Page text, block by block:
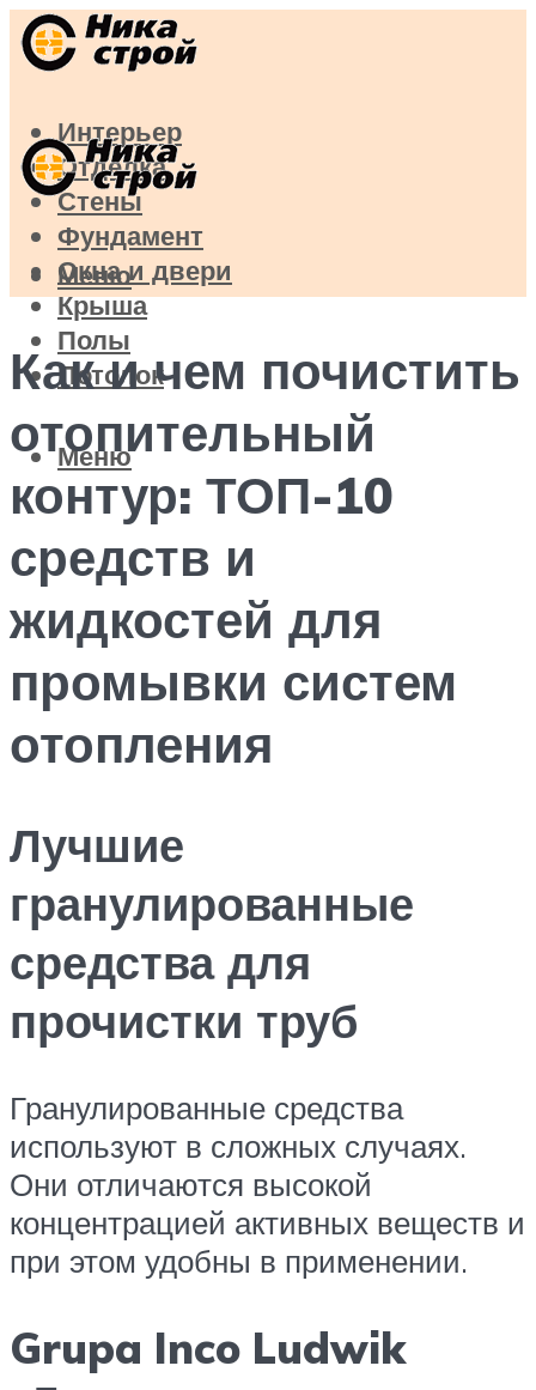
Интерьер
Отделка
Стены
Фундамент
Окна и двери
Крыша
Полы
Потолок
Меню
Меню
Как и чем почистить
отопительный
контур: ТОП-10
средств и
жидкостей для
промывки систем
отопления
Лучшие
гранулированные
средства для
прочистки труб
Гранулированные средства
используют в сложных случаях.
Они отличаются высокой
концентрацией активных веществ и
при этом удобны в применении.
Grupa Inco Ludwik